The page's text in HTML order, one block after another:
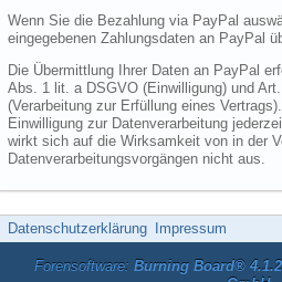
Wenn Sie die Bezahlung via PayPal
eingegebenen Zahlungsdaten an PayPal
Die Übermittlung Ihrer Daten an PayPal
Abs. 1 lit. a DSGVO (Einwilligung) und
(Verarbeitung zur Erfüllung eines
Einwilligung zur Datenverarbeitung
wirkt sich auf die Wirksamkeit von in der
Datenverarbeitungsvorgängen nicht aus.
Datenschutzerklärung Impressum
Forensoftware: Burning Board®